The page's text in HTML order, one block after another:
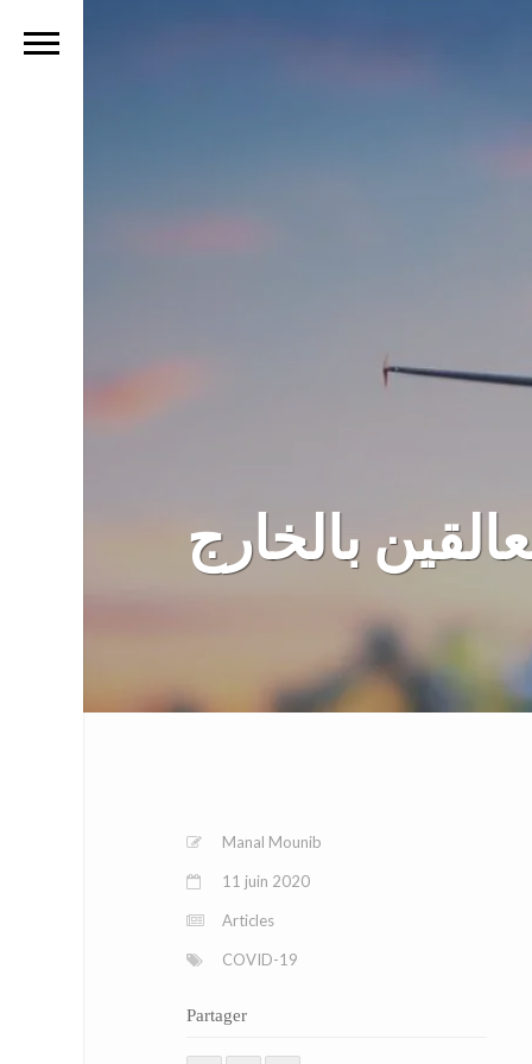
بالخارج
Manal Mounib
11 juin 2020
Articles
COVID-19
Partager